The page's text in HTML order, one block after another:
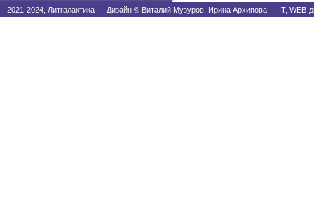
2021-2024, Литгалактика Дизайн © Виталий Музуров, Ирина Архипова IT, WEB-